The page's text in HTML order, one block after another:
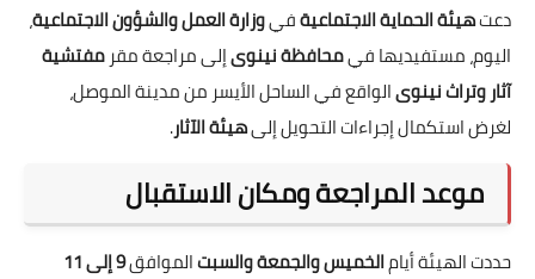
دعتهيئة الحماية الاجتماعيةفيوزارة العمل والشؤون الاجتماعية،
اليوم، مستفيديها فيمحافظة نينوىإلى مراجعة مقر مفتشية
آثار وتراث نينوىالواقع في الساحل الأيسر من مدينة الموصل،
لغرض استكمال إجراءات التحويل إلىهيئة الآثار.
موعد المراجعة ومكان الاستقبال
حددت الهيئة أيامالخميس والجمعة والسبتالموافق
9 إلى 11